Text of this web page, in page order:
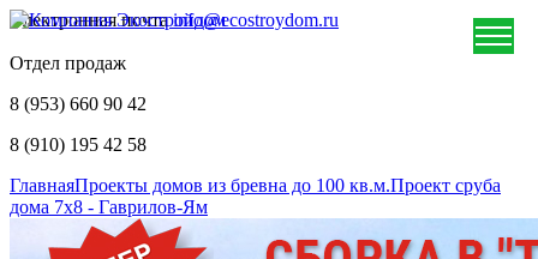
Электронная почта info@ecostroydom.ru
Отдел продаж
8 (953) 660 90 42
8 (910) 195 42 58
ГлавнаяПроекты домов из бревна до 100 кв.м.Проект сруба
дома 7х8 - Гаврилов-Ям